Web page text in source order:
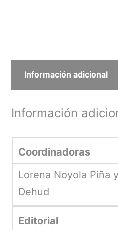
Información adicional
Información
Coordinadoras
Lorena Noyola Piña
Dehud
Editorial